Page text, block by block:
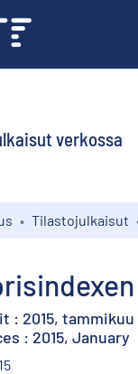
verkossa
Tilastojulkaisut
: 2015, tammikuu
: 2015, January